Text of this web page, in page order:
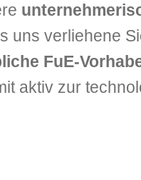
uns verliehene
aktiv zur